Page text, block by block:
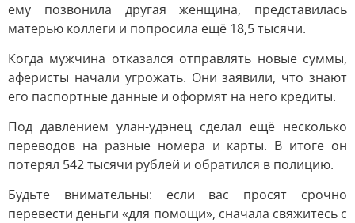
ему позвонила другая женщина, представилась
матерью коллеги и попросила ещё 18,5 тысячи.
Когда мужчина отказался отправлять новые суммы,
аферисты начали угрожать. Они заявили, что знают
его паспортные данные и оформят на него кредиты.
Под давлением улан-удэнец сделал ещё несколько
переводов на разные номера и карты. В итоге он
потерял 542 тысячи рублей и обратился в полицию.
Будьте внимательны: если вас просят срочно
перевести деньги «для помощи», сначала свяжитесь с